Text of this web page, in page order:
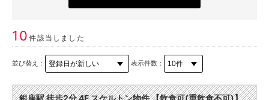
10件該当しました
並び替え： 表示件数：
銀座駅 徒歩2分 4F スケルトン物件 【飲食可(重飲食不可)】